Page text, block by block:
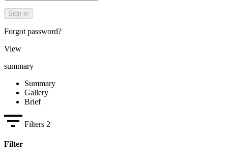
Forgot password?
View
summary
Summary
Gallery
Brief
Filters 2
Filter